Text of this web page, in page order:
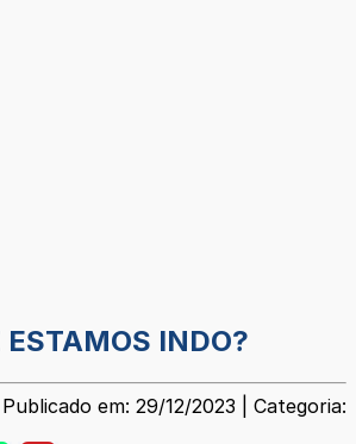
ESTAMOS INDO?
em: 29/12/2023 | Categoria: